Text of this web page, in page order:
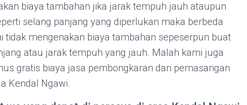
biaya tambahan jika jarak tempuh jauh ataupun
selang panjang yang diperlukan maka berbeda
tidak mengenakan biaya tambahan sepeserpun buat
atau jarak tempuh yang jauh. Malah kami juga
gratis biaya jasa pembongkaran dan pemasangan
Kendal Ngawi.